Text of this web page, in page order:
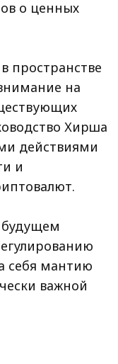
о ценных
пространстве
на
Хирша
действиями
и
будущем
себя мантию
важной